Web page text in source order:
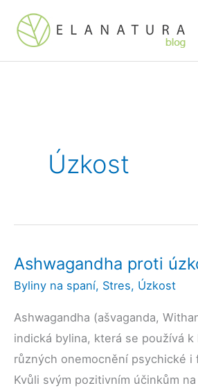
Přeskočit
obsah
Úzkost
Ashwagandha proti
Byliny na spaní, Stres, Úzkost
Ashwagandha (ašvaganda,
indická bylina, která se používá k
různých onemocnění psychické i
Kvůli svým pozitivním účinkům